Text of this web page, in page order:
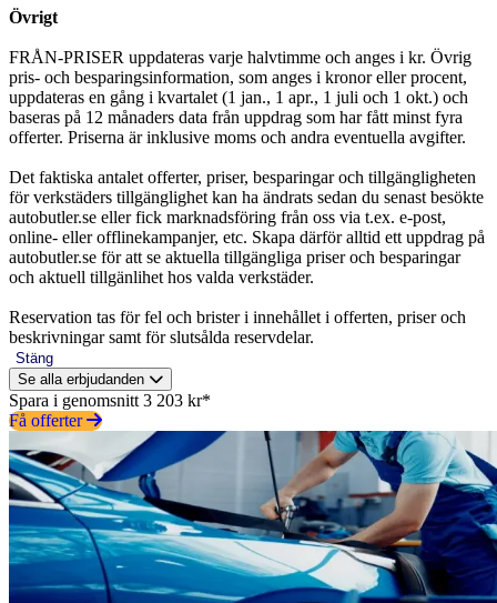
Övrigt
FRÅN-PRISER uppdateras varje halvtimme och anges i kr. Övrig
pris- och besparingsinformation, som anges i kronor eller procent,
uppdateras en gång i kvartalet (1 jan., 1 apr., 1 juli och 1 okt.) och
baseras på 12 månaders data från uppdrag som har fått minst fyra
offerter. Priserna är inklusive moms och andra eventuella avgifter.
Det faktiska antalet offerter, priser, besparingar och tillgängligheten
för verkstäders tillgänglighet kan ha ändrats sedan du senast besökte
autobutler.se eller fick marknadsföring från oss via t.ex. e-post,
online- eller offlinekampanjer, etc. Skapa därför alltid ett uppdrag på
autobutler.se för att se aktuella tillgängliga priser och besparingar
och aktuell tillgänlihet hos valda verkstäder.
Reservation tas för fel och brister i innehållet i offerten, priser och
beskrivningar samt för slutsålda reservdelar.
Stäng
Se alla erbjudanden
Spara i genomsnitt 3 203 kr*
Få offerter